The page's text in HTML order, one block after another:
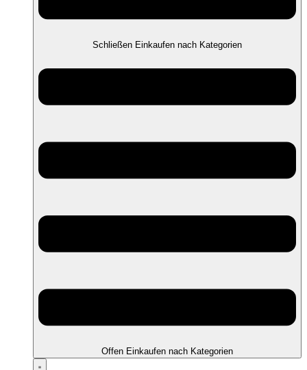
Schließen Einkaufen nach Kategorien
Offen Einkaufen nach Kategorien